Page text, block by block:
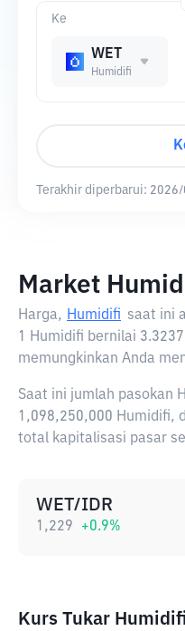
Ke
WET
Humidifi
Terakhir diperbarui:
Market
Harga, Humidifi saat ini
1 Humidifi bernilai
memungkinkan Anda
Saat ini jumlah pasokan
1,098,250,000 Humidifi,
total kapitalisasi pasar
WET/IDR
1,229 +0.9%
Kurs Tukar